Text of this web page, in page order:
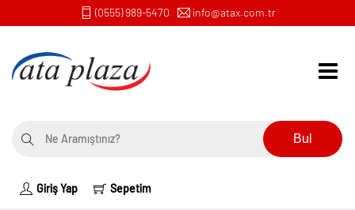
(0555) 989-5470 info@atax.com.tr
Bul
Giriş Yap Sepetim